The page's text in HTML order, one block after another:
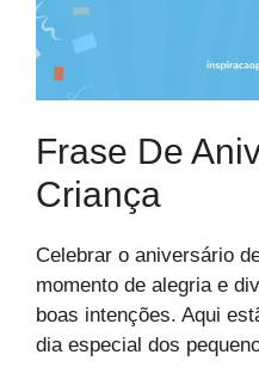
Frase De
Criança
Celebrar o aniversário
momento de alegria e
boas intenções. Aqui
dia especial dos